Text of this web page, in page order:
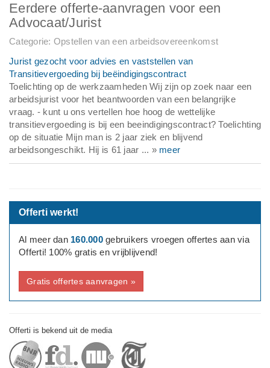
Eerdere offerte-aanvragen voor een
Advocaat/Jurist
Categorie: Opstellen van een arbeidsovereenkomst
Jurist gezocht voor advies en vaststellen van
Transitievergoeding bij beëindigingscontract
Toelichting op de werkzaamheden Wij zijn op zoek naar een
arbeidsjurist voor het beantwoorden van een belangrijke
vraag. - kunt u ons vertellen hoe hoog de wettelijke
transitievergoeding is bij een beeindigingscontract? Toelichting
op de situatie Mijn man is 2 jaar ziek en blijvend
arbeidsongeschikt. Hij is 61 jaar ... » meer
Offerti werkt!
Al meer dan 160.000gebruikers vroegen offertes aan via
Offerti! 100% gratis en vrijblijvend!
Gratis offertes aanvragen »
Offerti is bekend uit de media